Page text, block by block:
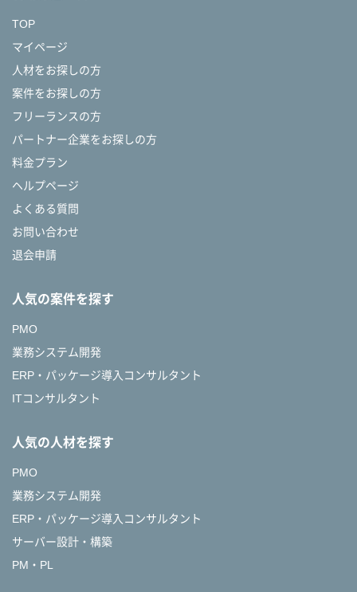
TOP
マイページ
人材をお探しの方
案件をお探しの方
フリーランスの方
パートナー企業をお探しの方
料金プラン
ヘルプページ
よくある質問
お問い合わせ
退会申請
人気の案件を探す
PMO
業務システム開発
ERP・パッケージ導入コンサルタント
ITコンサルタント
人気の人材を探す
PMO
業務システム開発
ERP・パッケージ導入コンサルタント
サーバー設計・構築
PM・PL